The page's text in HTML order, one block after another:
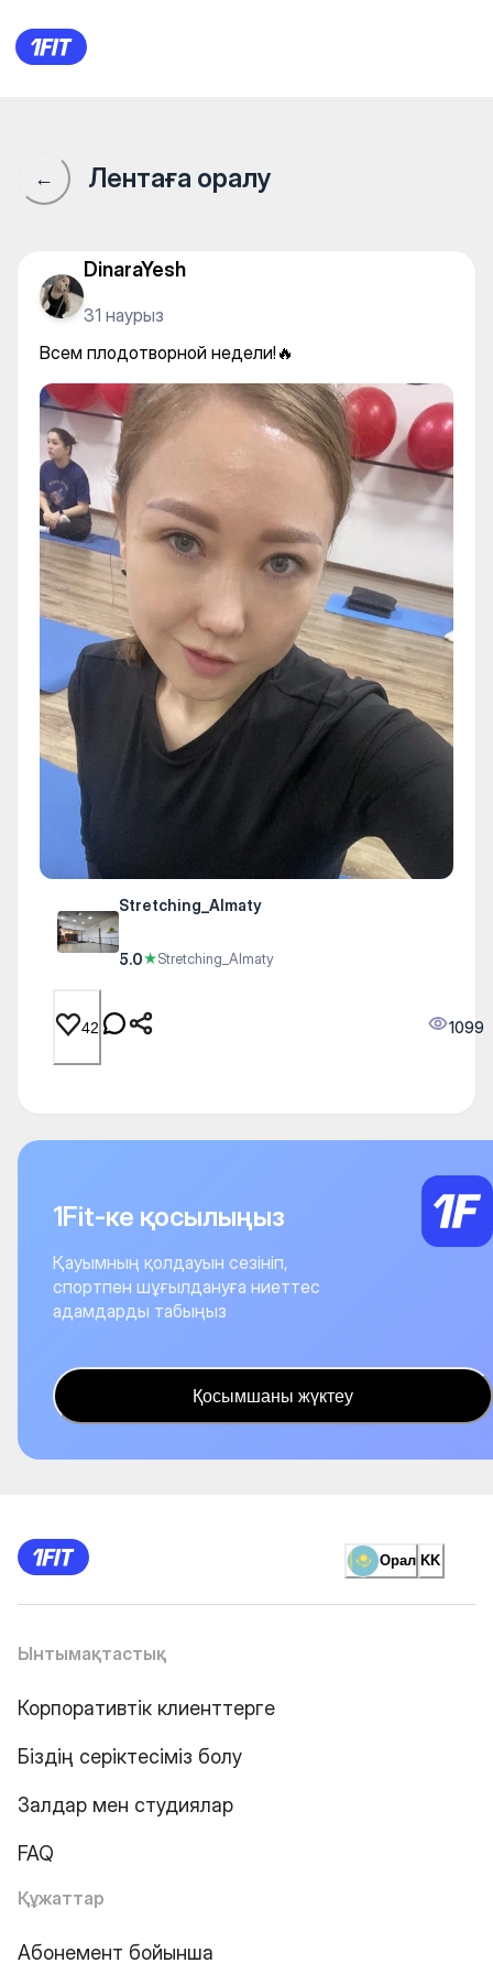
Stretching_Almaty — Fly yoga
← Лентаға оралу
DinaraYesh
31 наурыз
Всем плодотворной недели!🔥
Stretching_Almaty
5.0★Stretching_Almaty
42 1099
1Fit-ке қосылыңыз
Қауымның қолдауын сезініп,
спортпен шұғылдануға ниеттес
адамдарды табыңыз
Қосымшаны жүктеу
Орал KK
Ынтымақтастық
Корпоративтік клиенттерге
Біздің серіктесіміз болу
Залдар мен студиялар
FAQ
Құжаттар
Абонемент бойынша